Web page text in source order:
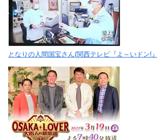
となりの人間国宝さん(関西テレビ『よ～いドン!